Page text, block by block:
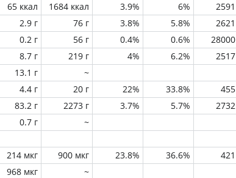
65 ккал 1684 ккал 3.9% 6%
2.9 г 76 г 3.8% 5.8%
0.2 г 56 г 0.4% 0.6%
8.7 г 219 г 4% 6.2%
13.1 г
~
4.4 г 20 г 22% 33.8%
83.2 г 2273 г 3.7% 5.7%
0.7 г ~
214 мкг 900 мкг 23.8% 36.6%
968 мкг
~